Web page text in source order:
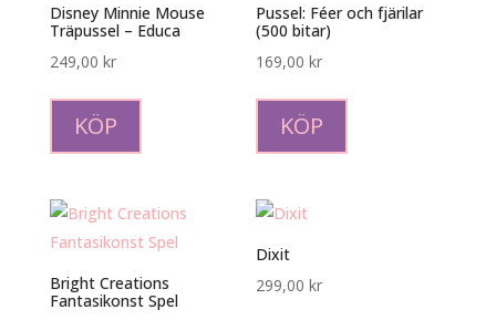
Disney Minnie Mouse
Träpussel – Educa
249,00 kr
KÖP
Pussel: Féer och fjärilar
(500 bitar)
169,00kr
KÖP
Bright Creations
Fantasikonst Spel
Dixit
299,00kr